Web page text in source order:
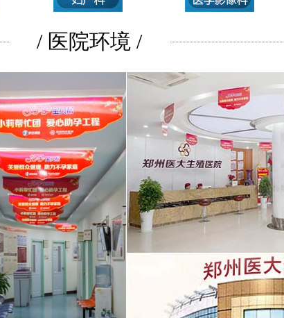
/ 医院环境 /